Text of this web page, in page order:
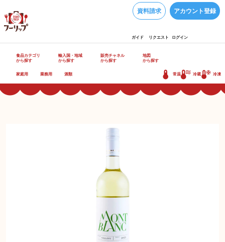
資料請求 アカウント登録
ガイド リクエスト ログイン
食品カテゴリ
から探す
輸入国・地域
から探す
販売チャネル
から探す
地図
から探す
家庭用 業務用 酒類 常温 冷蔵 冷凍